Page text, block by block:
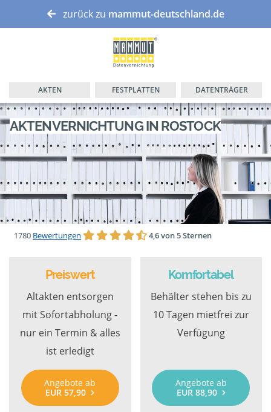
zurück zu mammut-deutschland.de
AKTEN FESTPLATTEN DATENTRÄGER
AKTENVERNICHTUNG IN ROSTOCK
1780 Bewertungen 4,6 von 5 Sternen
Preiswert
Altakten entsorgen
mit Sofortabholung -
nur ein Termin & alles
ist erledigt
Angebote ab
EUR 57,90
Komfortabel
Behälter stehen bis zu
10 Tagen mietfrei zur
Verfügung
Angebote ab
EUR 88,90